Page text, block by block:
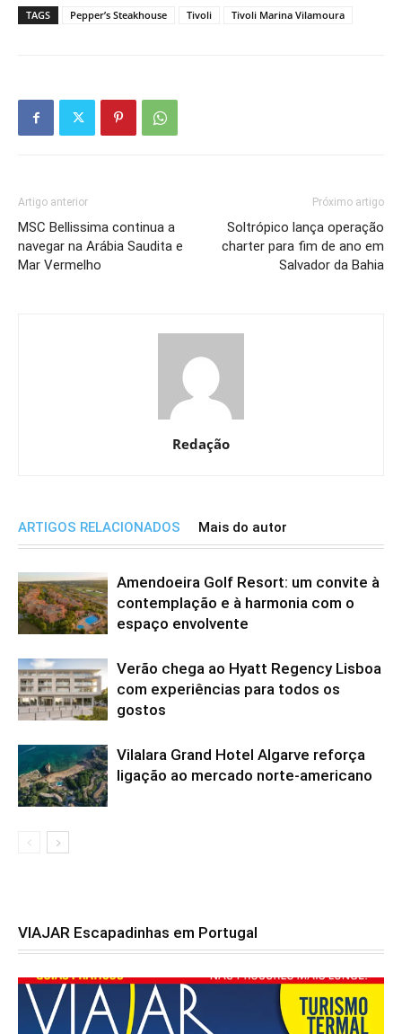
TAGS Pepper’s Steakhouse Tivoli Tivoli Marina Vilamoura
Artigo anterior
MSC Bellissima continua a
navegar na Arábia Saudita e
Mar Vermelho
Próximo artigo
Soltrópico lança operação
charter para fim de ano em
Salvador da Bahia
Redação
ARTIGOS RELACIONADOS Mais do autor
Amendoeira Golf Resort: um convite à
contemplação e à harmonia com o
espaço envolvente
Verão chega ao Hyatt Regency Lisboa
com experiências para todos os
gostos
Vilalara Grand Hotel Algarve reforça
ligação ao mercado norte-americano
VIAJAR Escapadinhas em Portugal